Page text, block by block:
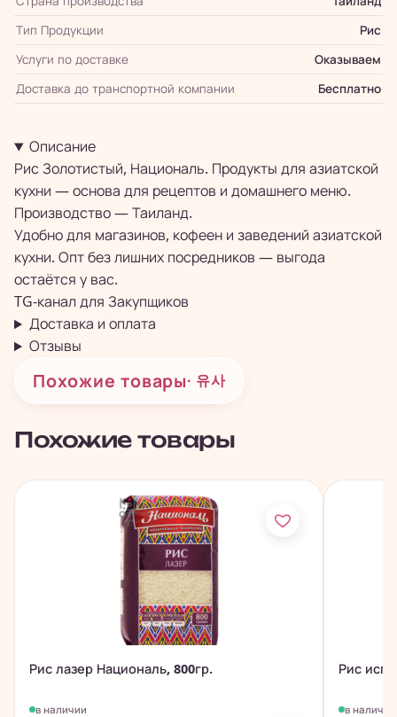
Тип Продукции
Рис
Услуги по доставке
Оказываем
Доставка до транспортной компании
Бесплатно
Описание
Рис Золотистый, Националь. Продукты для азиатской
кухни — основа для рецептов и домашнего меню.
Производство — Таиланд.
Удобно для магазинов, кофеен и заведений азиатской
кухни. Опт без лишних посредников — выгода
остаётся у вас.
TG-канал для Закупщиков
Доставка и оплата
Отзывы
Похожие товары· 유사
Похожие товары
Рис лазер Националь, 800гр.
в наличии
Рис
в наличии